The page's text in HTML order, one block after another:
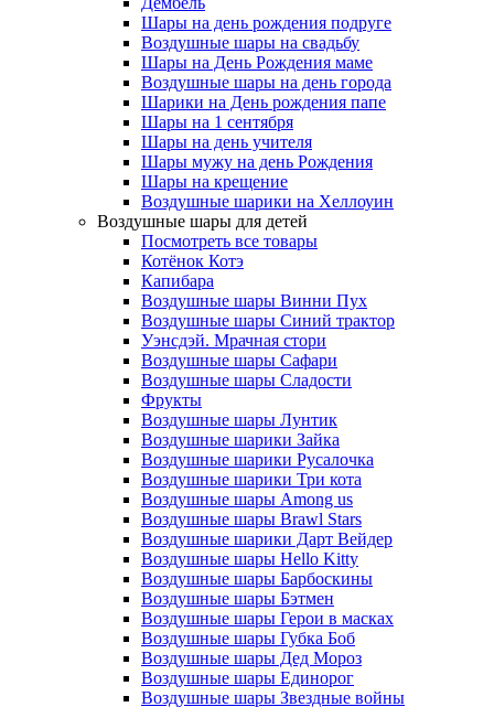
Шары на день рождения подруге
Воздушные шары на свадьбу
Шары на День Рождения маме
Воздушные шары на день города
Шарики на День рождения папе
Шары на 1 сентября
Шары на день учителя
Шары мужу на день Рождения
Шары на крещение
Воздушные шарики на Хеллоуин
Воздушные шары для детей
Посмотреть все товары
Котёнок Котэ
Капибара
Воздушные шары Винни Пух
Воздушные шары Синий трактор
Уэнсдэй. Мрачная стори
Воздушные шары Сафари
Воздушные шары Сладости
Фрукты
Воздушные шары Лунтик
Воздушные шарики Зайка
Воздушные шарики Русалочка
Воздушные шарики Три кота
Воздушные шары Among us
Воздушные шары Brawl Stars
Воздушные шарики Дарт Вейдер
Воздушные шары Hello Kitty
Воздушные шары Барбоскины
Воздушные шары Бэтмен
Воздушные шары Герои в масках
Воздушные шары Губка Боб
Воздушные шары Дед Мороз
Воздушные шары Единорог
Воздушные шары Звездные войны